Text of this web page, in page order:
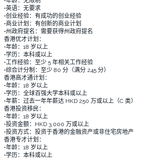
•英语：无要求
•创业经验：有成功的创业经验
•商业计划：有创新的商业计划
•州政府提名：需要获得州政府提名
香港优才计划：
•年龄：18 岁以上
•学历：本科或以上
•工作经验：至少 5 年相关工作经验
•综合计分制：至少 80 分（满分 245 分）
香港高才通计划：
•年龄：18 岁以上
•学历：全球百强大学本科或以上
•年薪：过去一年年薪达 HKD 250 万或以上（C 类）
香港投资移民：
•年龄：18 岁以上
•投资金额：HKD 3,000 万或以上
•投资方式：投资于香港的金融资产或非住宅房地产
香港专才计划：
•年龄：18 岁以上
•学历：本科或以上